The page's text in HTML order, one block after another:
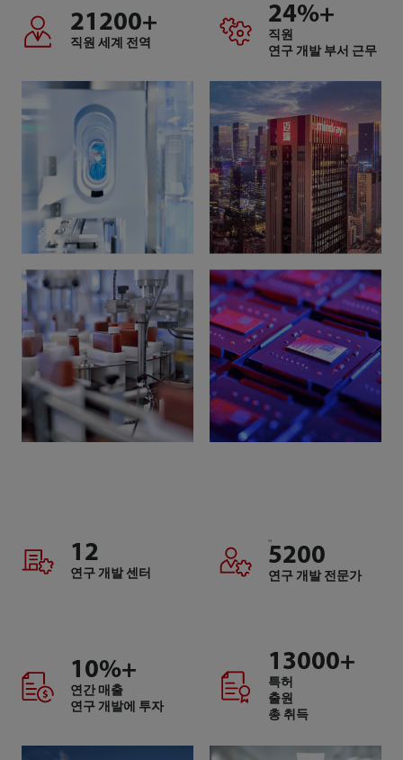
21200+
직원 세계 전역
24%+
직원
연구 개발 부서 근무
12
연구 개발 센터
약
5200
연구 개발 전문가
10%+
연간 매출
연구 개발에 투자
13000+
특허
출원
총 취득